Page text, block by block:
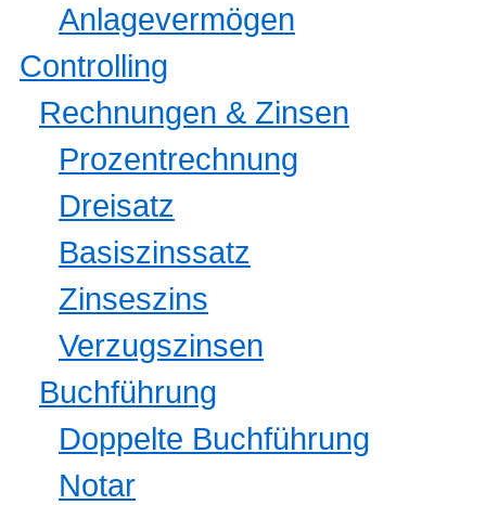
Anlagevermögen
Controlling
Rechnungen & Zinsen
Prozentrechnung
Dreisatz
Basiszinssatz
Zinseszins
Verzugszinsen
Buchführung
Doppelte Buchführung
Notar